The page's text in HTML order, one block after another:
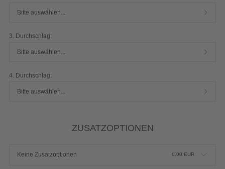
Bitte auswählen...
3. Durchschlag:
Bitte auswählen...
4. Durchschlag:
Bitte auswählen...
ZUSATZOPTIONEN
Keine Zusatzoptionen 0,00 EUR